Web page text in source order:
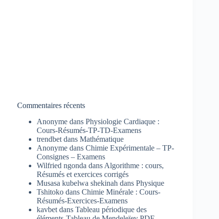
Commentaires récents
Anonyme dans Physiologie Cardiaque :
Cours-Résumés-TP-TD-Examens
trendbet dans Mathématique
Anonyme dans Chimie Expérimentale – TP-
Consignes – Examens
Wilfried ngonda dans Algorithme : cours,
Résumés et exercices corrigés
Musasa kubelwa shekinah dans Physique
Tshitoko dans Chimie Minérale : Cours-
Résumés-Exercices-Examens
kavbet dans Tableau périodique des